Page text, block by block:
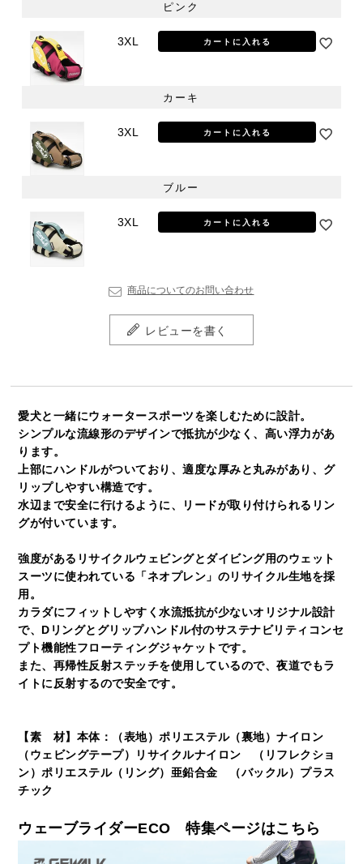
ピンク
3XL カートに入れる
カーキ
3XL カートに入れる
ブルー
3XL カートに入れる
商品についてのお問い合わせ
レビューを書く
愛犬と一緒にウォータースポーツを楽しむために設計。
シンプルな流線形のデザインで抵抗が少なく、高い浮力があ
ります。
上部にハンドルがついており、適度な厚みと丸みがあり、グ
リップしやすい構造です。
水辺まで安全に行けるように、リードが取り付けられるリン
グが付いています。
強度があるリサイクルウェビングとダイビング用のウェット
スーツに使われている「ネオプレン」のリサイクル生地を採
用。
カラダにフィットしやすく水流抵抗が少ないオリジナル設計
で、Dリングとグリップハンドル付のサステナビリティコンセ
プト機能性フローティングジャケットです。
また、再帰性反射ステッチを使用しているので、夜道でもラ
イトに反射するので安全です。
【素 材】本体：（表地）ポリエステル（裏地）ナイロン
（ウェビングテープ）リサイクルナイロン （リフレクショ
ン）ポリエステル（リング）亜鉛合金 （バックル）プラス
チック
ウェーブライダーECO 特集ページはこちら